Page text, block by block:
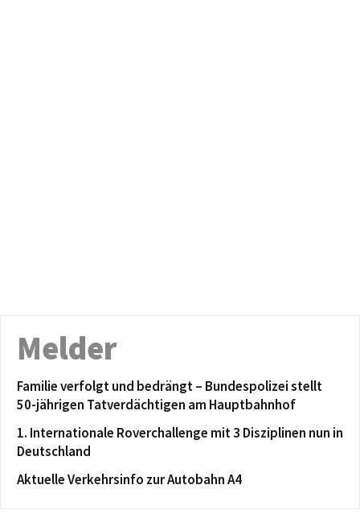
Melder
Familie verfolgt und bedrängt – Bundespolizei stellt
50-jährigen Tatverdächtigen am Hauptbahnhof
1. Internationale Roverchallenge mit 3 Disziplinen nun in
Deutschland
Aktuelle Verkehrsinfo zur Autobahn A4